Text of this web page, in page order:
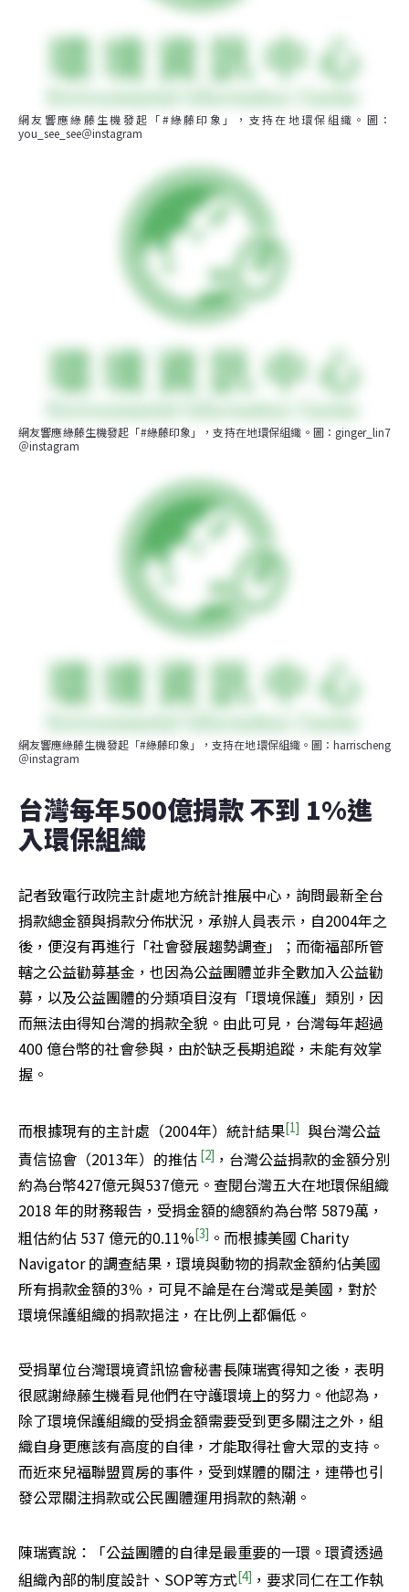
網友響應綠藤生機發起「#綠藤印象」，支持在地環保組織。圖：
you_see_see＠instagram
網友響應綠藤生機發起「#綠藤印象」，支持在地環保組織。圖：ginger_lin7
＠instagram
網友響應綠藤生機發起「#綠藤印象」，支持在地環保組織。圖：harrischeng
＠instagram
台灣每年500億捐款 不到 1%進
入環保組織
記者致電行政院主計處地方統計推展中心，詢問最新全台
捐款總金額與捐款分佈狀況，承辦人員表示，自2004年之
後，便沒有再進行「社會發展趨勢調查」；而衛福部所管
轄之公益勸募基金，也因為公益團體並非全數加入公益勸
募，以及公益團體的分類項目沒有「環境保護」類別，因
而無法由得知台灣的捐款全貌。由此可見，台灣每年超過
400 億台幣的社會參與，由於缺乏長期追蹤，未能有效掌
握。
而根據現有的主計處（2004年）統計結果[1] 與台灣公益
責信協會（2013年）的推估 [2] ，台灣公益捐款的金額分別
約為台幣427億元與537億元。查閱台灣五大在地環保組織
2018 年的財務報告，受捐金額的總額約為台幣 5879萬，
粗估約佔 537 億元的0.11%[3] 。而根據美國 Charity
Navigator 的調查結果，環境與動物的捐款金額約佔美國
所有捐款金額的3％，可見不論是在台灣或是美國，對於
環境保護組織的捐款挹注，在比例上都偏低。
受捐單位台灣環境資訊協會秘書長陳瑞賓得知之後，表明
很感謝綠藤生機看見他們在守護環境上的努力。他認為，
除了環境保護組織的受捐金額需要受到更多關注之外，組
織自身更應該有高度的自律，才能取得社會大眾的支持。
而近來兒福聯盟買房的事件，受到媒體的關注，連帶也引
發公眾關注捐款或公民團體運用捐款的熱潮。
陳瑞賓說：「公益團體的自律是最重要的一環。環資透過
組織內部的制度設計、SOP等方式[4] ，要求同仁在工作執